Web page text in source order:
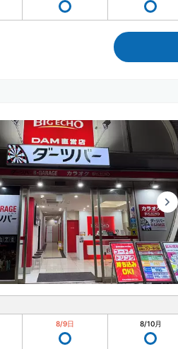
8/9日 8/10月